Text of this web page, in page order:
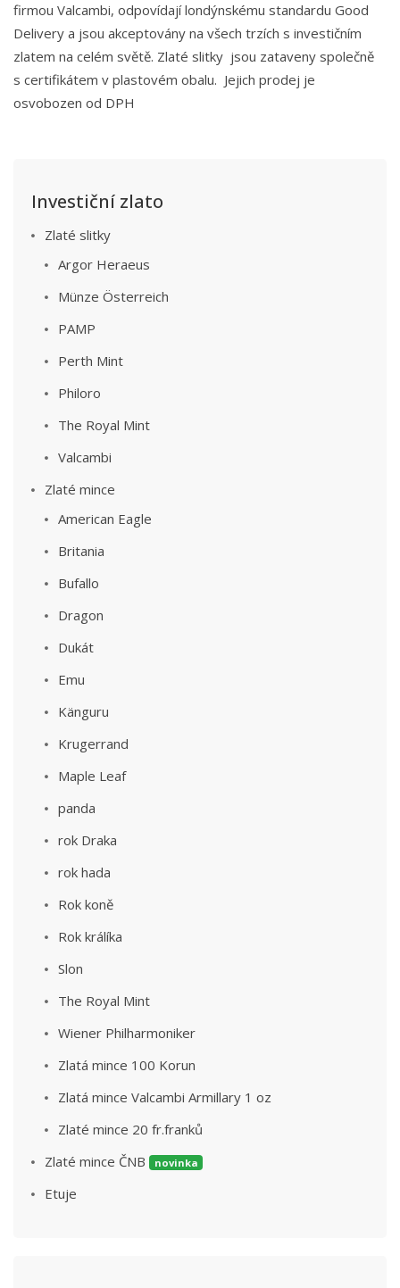
firmou Valcambi, odpovídají londýnskému standardu Good
Delivery a jsou akceptovány na všech trzích s investičním
zlatem na celém světě. Zlaté slitky jsou zataveny společně
s certifikátem v plastovém obalu. Jejich prodej je
osvobozen od DPH
Investiční zlato
Zlaté slitky
Argor Heraeus
Münze Österreich
PAMP
Perth Mint
Philoro
The Royal Mint
Valcambi
Zlaté mince
American Eagle
Britania
Bufallo
Dragon
Dukát
Emu
Känguru
Krugerrand
Maple Leaf
panda
rok Draka
rok hada
Rok koně
Rok králíka
Slon
The Royal Mint
Wiener Philharmoniker
Zlatá mince 100 Korun
Zlatá mince Valcambi Armillary 1 oz
Zlaté mince 20 fr.franků
Zlaté mince ČNB
novinka
Etuje